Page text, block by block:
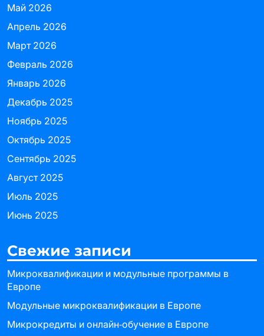
Май 2026
Апрель 2026
Март 2026
Февраль 2026
Январь 2026
Декабрь 2025
Ноябрь 2025
Октябрь 2025
Сентябрь 2025
Август 2025
Июль 2025
Июнь 2025
Свежие записи
Микроквалификации и модульные программы в
Европе
Модульные микроквалификации в Европе
Микрокредиты и онлайн‑обучение в Европе